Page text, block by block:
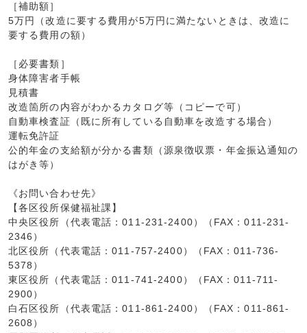
［補助額］
5万円（改造に要する費用が5万円に満たないときは、改造に
要する費用の額）
［必要書類］
身体障害者手帳
見積書
改造箇所の内容がわかるカタログ等（コピーで可）
自動車検査証（既に所有している自動車を改造する場合）
運転免許証
公的年金の支給額が分かる書類（源泉徴収票・年金振込通知の
はがき等）
《お問い合わせ先》
【各区役所保健福祉課】
中央区役所（代表電話：011-231-2400）（FAX：011-231-
2346）
北区役所（代表電話：011-757-2400）（FAX：011-736-
5378）
東区役所（代表電話：011-741-2400）（FAX：011-711-
2900）
白石区役所（代表電話：011-861-2400）（FAX：011-861-
2608）